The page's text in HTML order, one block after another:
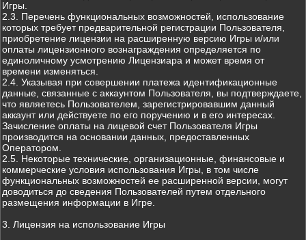
Игры.
2.3. Перечень функциональных возможностей, использование
которых требует предварительной регистрации Пользователя,
приобретение лицензии на расширенную версию Игры и/или
оплаты лицензионного вознаграждения определяется по
единоличному усмотрению Лицензиара и может время от
времени изменяться.
2.4. Указывая при совершении платежа идентификационные
данные, связанные с аккаунтом Пользователя, вы подтверждаете,
что являетесь Пользователем, зарегистрировавшим данный
аккаунт или действуете по его поручению и в его интересах.
Зачисление оплаты на лицевой счет Пользователя Игры
производится на основании данных, предоставленных
Оператором.
2.5. Некоторые технические, организационные, финансовые и
коммерческие условия использования Игры, в том числе
функциональных возможностей ее расширенной версии, могут
доводиться до сведения Пользователей путем отдельного
размещения информации в Игре.
3. Лицензия на использование Игры